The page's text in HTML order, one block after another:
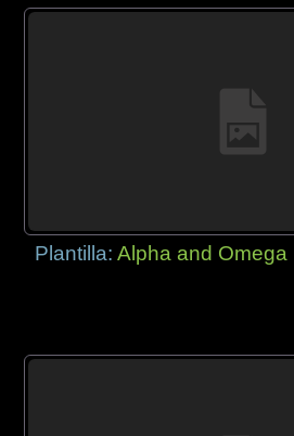
Plantilla:Alpha and Omega